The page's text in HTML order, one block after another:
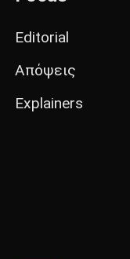
Editorial
Απόψεις
Explainers